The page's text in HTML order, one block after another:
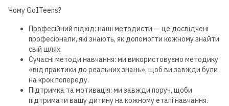
Чому GoITeens?
Професійний підхід: наші методисти — це досвідчені
професіонали, які знають, як допомогти кожному знайти
свій шлях.
Сучасні методи навчання: ми використовуємо методику
«від практики до реальних знань», щоб ви завжди були
на крок попереду.
Підтримка та мотивація: ми завжди поруч, щоби
підтримати вашу дитину на кожному етапі навчання.